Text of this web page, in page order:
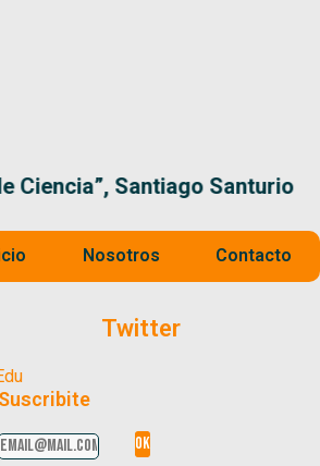
Santiago Santurio
Nosotros Contacto
Twitter
Suscribite